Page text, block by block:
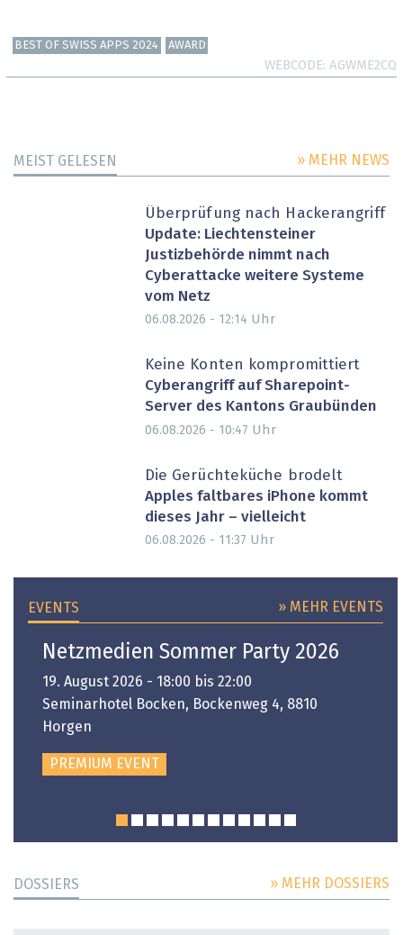
BEST OF SWISS APPS 2024 AWARD
WEBCODE AGWME2CQ
MEIST GELESEN » MEHR NEWS
Überprüfung nach Hackerangriff
Update: Liechtensteiner
Justizbehörde nimmt nach
Cyberattacke weitere Systeme
vom Netz
06.08.2026 - 12:14 Uhr
Keine Konten kompromittiert
Cyberangriff auf Sharepoint-
Server des Kantons Graubünden
06.08.2026 - 10:47 Uhr
Die Gerüchteküche brodelt
Apples faltbares iPhone kommt
dieses Jahr – vielleicht
06.08.2026 - 11:37 Uhr
EVENTS » MEHR EVENTS
Netzmedien Sommer Party 2026
19. August 2026 - 18:00 bis 22:00
Seminarhotel Bocken, Bockenweg 4, 8810
Horgen
PREMIUM EVENT
DOSSIERS » MEHR DOSSIERS